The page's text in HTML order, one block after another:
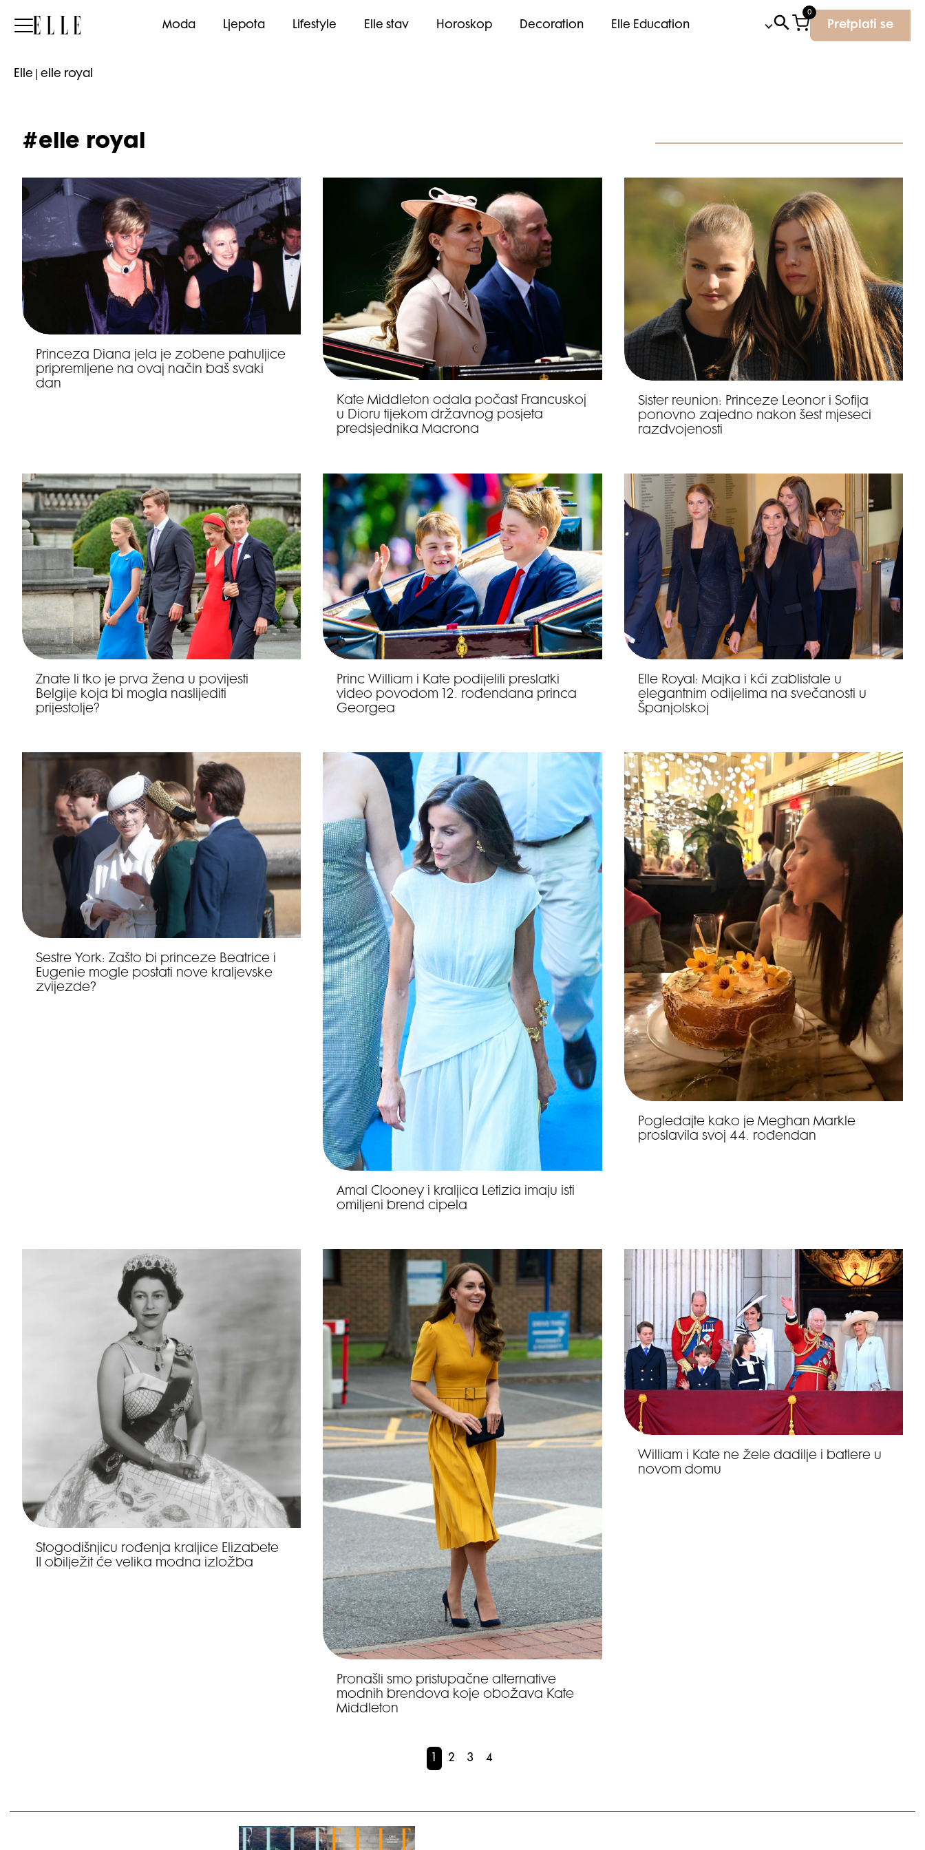
Elle Moda Ljepota Lifestyle Elle stav Horoskop Decoration Elle Education
0
Pretplati se
Elle elle royal
#elle royal
Princeza Diana jela je zobene pahuljice
pripremljene na ovaj način baš svaki
dan
Kate Middleton odala počast Francuskoj
u Dioru tijekom državnog posjeta
predsjednika Macrona
Sister reunion: Princeze Leonor i Sofija
ponovno zajedno nakon šest mjeseci
razdvojenosti
Znate li tko je prva žena u povijesti
Belgije koja bi mogla naslijediti
prijestolje?
Princ William i Kate podijelili preslatki
video povodom 12. rođendana princa
Georgea
Elle Royal: Majka i kći zablistale u
elegantnim odijelima na svečanosti u
Španjolskoj
Sestre York: Zašto bi princeze Beatrice i
Eugenie mogle postati nove kraljevske
zvijezde?
Amal Clooney i kraljica Letizia imaju isti
omiljeni brend cipela
Pogledajte kako je Meghan Markle
proslavila svoj 44. rođendan
Stogodišnjicu rođenja kraljice Elizabete
II obilježit će velika modna izložba
Pronašli smo pristupačne alternative
modnih brendova koje obožava Kate
Middleton
William i Kate ne žele dadilje i batlere u
novom domu
2 3 4